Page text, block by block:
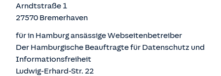
Arndtstraße 1
27570 Bremerhaven
für in Hamburg ansässige Webseitenbetreiber
Der Hamburgische Beauftragte für Datenschutz und
Informationsfreiheit
Ludwig-Erhard-Str. 22